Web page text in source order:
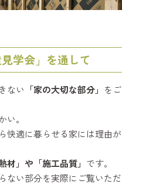
学会」を通して
ない 「家の大切な部分」 をご
。
快適に暮らせる家には理由が
材」や「施工品質」 です。
ない部分を実際にご覧いただ